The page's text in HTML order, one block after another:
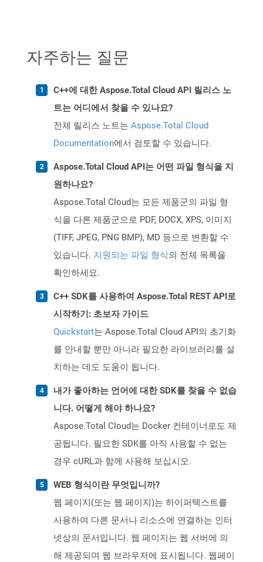
자주하는 질문
C++에 대한 Aspose.Total Cloud API 릴리스 노
트는 어디에서 찾을 수 있나요?
전체 릴리스 노트는 Aspose.Total Cloud
Documentation에서 검토할 수 있습니다.
Aspose.Total Cloud API는 어떤 파일 형식을 지
원하나요?
Aspose.Total Cloud는 모든 제품군의 파일 형
식을 다른 제품군으로 PDF, DOCX, XPS, 이미지
(TIFF, JPEG, PNG BMP), MD 등으로 변환할 수
있습니다. 지원되는 파일 형식의 전체 목록을
확인하세요.
C++ SDK를 사용하여 Aspose.Total REST API로
시작하기: 초보자 가이드
Quickstart는 Aspose.Total Cloud API의 초기화
를 안내할 뿐만 아니라 필요한 라이브러리를 설
치하는 데도 도움이 됩니다.
내가 좋아하는 언어에 대한 SDK를 찾을 수 없습
니다. 어떻게 해야 하나요?
Aspose.Total Cloud는 Docker 컨테이너로도 제
공됩니다. 필요한 SDK를 아직 사용할 수 없는
경우 cURL과 함께 사용해 보십시오.
WEB 형식이란 무엇입니까?
웹 페이지(또는 웹 페이지)는 하이퍼텍스트를
사용하여 다른 문서나 리소스에 연결하는 인터
넷상의 문서입니다. 웹 페이지는 웹 서버에 의
해 제공되며 웹 브라우저에 표시됩니다. 웹페이